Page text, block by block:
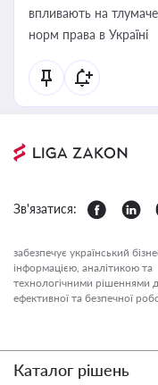
впливають на
норм права в Україні
Зв'язатися:
забезпечує український
інформацією, аналітикою та
технологічними рішеннями
ефективної та безпечної
Каталог рішень